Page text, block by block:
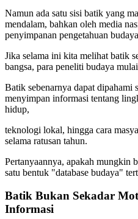
Namun ada satu sisi batik yang
mendalam, bahkan oleh media
penyimpanan pengetahuan
Jika selama ini kita melihat batik
bangsa, para peneliti budaya
Batik sebenarnya dapat dipahami
menyimpan informasi tentang
hidup,
teknologi lokal, hingga cara
selama ratusan tahun.
Pertanyaannya, apakah mungkin
satu bentuk "database budaya"
Batik Bukan Sekadar
Informasi